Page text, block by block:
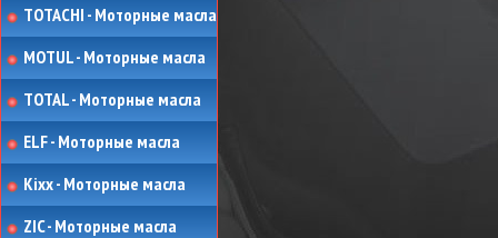
TOTACHI - Моторные масла
MOTUL - Моторные масла
TOTAL - Моторные масла
ELF - Моторные масла
Kixx - Моторные масла
ZIC - Моторные масла